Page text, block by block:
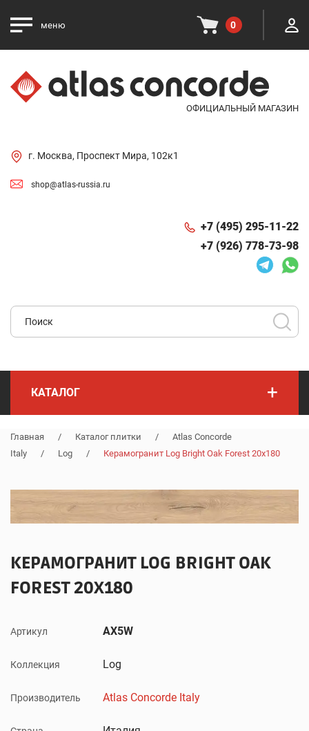
меню 0
ОФИЦИАЛЬНЫЙ МАГАЗИН
г. Москва, Проспект Мира, 102к1
shop@atlas-russia.ru
+7 (495) 295-11-22
+7 (926) 778-73-98
КАТАЛОГ +
Главная / Каталог плитки /
Atlas Concorde
Italy
/ Log / Керамогранит Log Bright Oak Forest 20x180
КЕРАМОГРАНИТ LOG BRIGHT OAK
FOREST 20X180
Артикул AX5W
Коллекция Log
Производитель Atlas Concorde Italy